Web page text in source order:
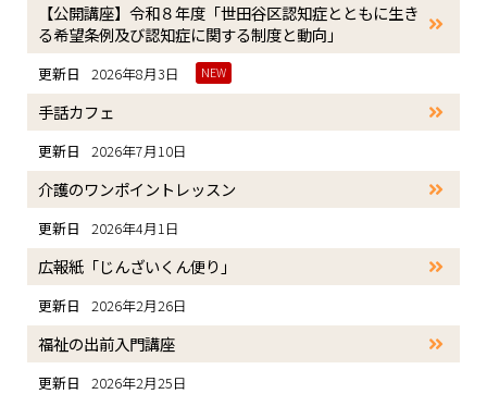
【公開講座】令和８年度「世田谷区認知症とともに生き
る希望条例及び認知症に関する制度と動向」
更新日 2026年8月3日 NEW
手話カフェ
更新日 2026年7月10日
介護のワンポイントレッスン
更新日 2026年4月1日
広報紙「じんざいくん便り」
更新日 2026年2月26日
福祉の出前入門講座
更新日 2026年2月25日